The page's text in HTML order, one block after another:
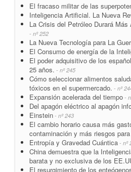
El fracaso militar de las
Inteligencia Artificial. La Nueva
La Crisis del Petróleo Durará
- nº 252
La Nueva Tecnología para La
El Consumo de energía de la
El poder adquisitivo de los
25 años. - nº 245
Cómo seleccionar alimentos
tóxicos en el supermercado. - nº
Expansión acelerada del tiempo -
Del apagón eléctrico al apagón
Einstein - nº 243
El cambio horario causa más
contaminación y más riesgos
Entropía y Gravedad Cuántica - nº
China demuestra que la
barata y no exclusiva de los
El resurgimiento de los